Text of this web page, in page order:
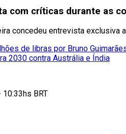
com críticas durante as
concedeu entrevista exclusiva
de libras por Bruno
2030 contra Austrália e Índia
BRT